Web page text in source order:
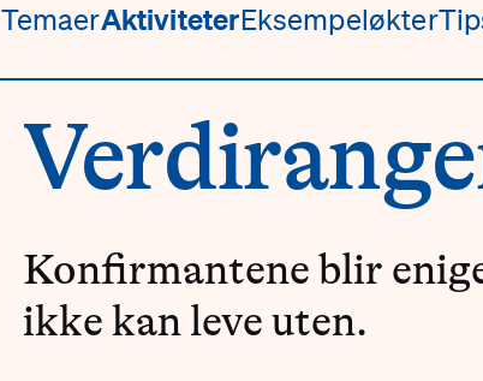
TemaerAktiviteterEksempeløkter
Konfirmantene blir
ikke kan leve uten.